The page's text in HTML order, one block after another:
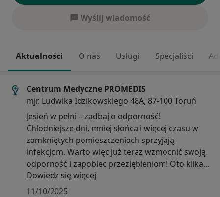
Wyślij wiadomość
Aktualności O nas Usługi Specjaliści
Centrum Medyczne PROMEDIS
mjr. Ludwika Idzikowskiego 48A, 87-100 Toruń
Jesień w pełni – zadbaj o odporność!
Chłodniejsze dni, mniej słońca i więcej czasu w
zamkniętych pomieszczeniach sprzyjają
infekcjom. Warto więc już teraz wzmocnić swoją
odporność i zapobiec przeziębieniom! Oto kilka
prostych kroków, które naprawdę działają:
- Zadbaj o dietę – jedz świeże warzywa, owoce,
Dowiedz się więcej
11/10/2025